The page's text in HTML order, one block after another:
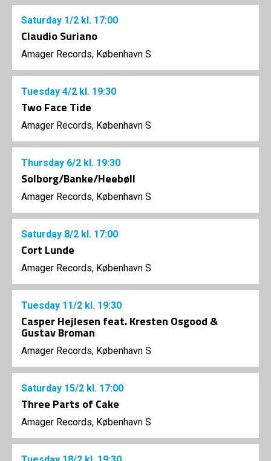
Saturday 1/2 kl. 17:00
Claudio Suriano
Amager Records, København S
Tuesday 4/2 kl. 19:30
Two Face Tide
Amager Records, København S
Thursday 6/2 kl. 19:30
Solborg/Banke/Heebøll
Amager Records, København S
Saturday 8/2 kl. 17:00
Cort Lunde
Amager Records, København S
Tuesday 11/2 kl. 19:30
Casper Hejlesen feat. Kresten Osgood &
Gustav Broman
Amager Records, København S
Saturday 15/2 kl. 17:00
Three Parts of Cake
Amager Records, København S